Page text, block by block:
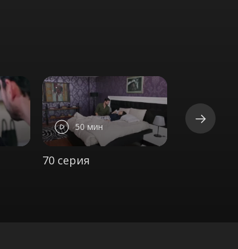
50 мин
70 серия
50